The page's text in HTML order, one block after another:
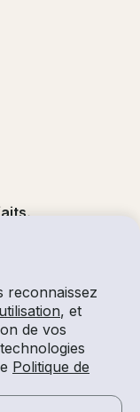
reconnaissez
, et
de vos
Politique de